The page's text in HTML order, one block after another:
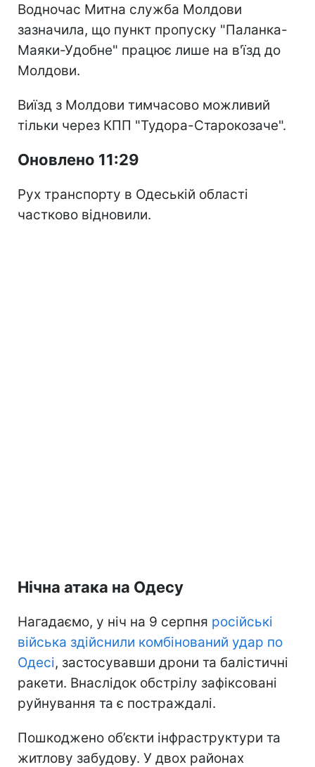
Водночас Митна служба Молдови
зазначила, що пункт пропуску "Паланка-
Маяки-Удобне" працює лише на в'їзд до
Молдови.
Виїзд з Молдови тимчасово можливий
тільки через КПП "Тудора-Старокозаче".
Оновлено 11:29
Рух транспорту в Одеській області
частково відновили.
Нічна атака на Одесу
Нагадаємо, у ніч на 9 серпня російські
війська здійснили комбінований удар по
Одесі, застосувавши дрони та балістичні
ракети. Внаслідок обстрілу зафіксовані
руйнування та є постраждалі.
Пошкоджено об’єкти інфраструктури та
житлову забудову. У двох районах